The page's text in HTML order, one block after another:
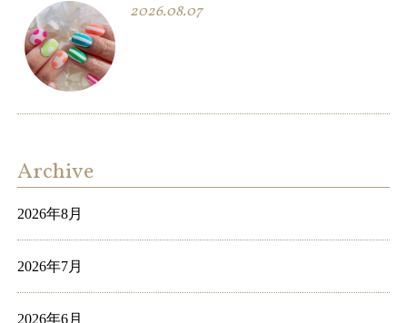
2026.08.07
Archive
2026年8月
2026年7月
2026年6月